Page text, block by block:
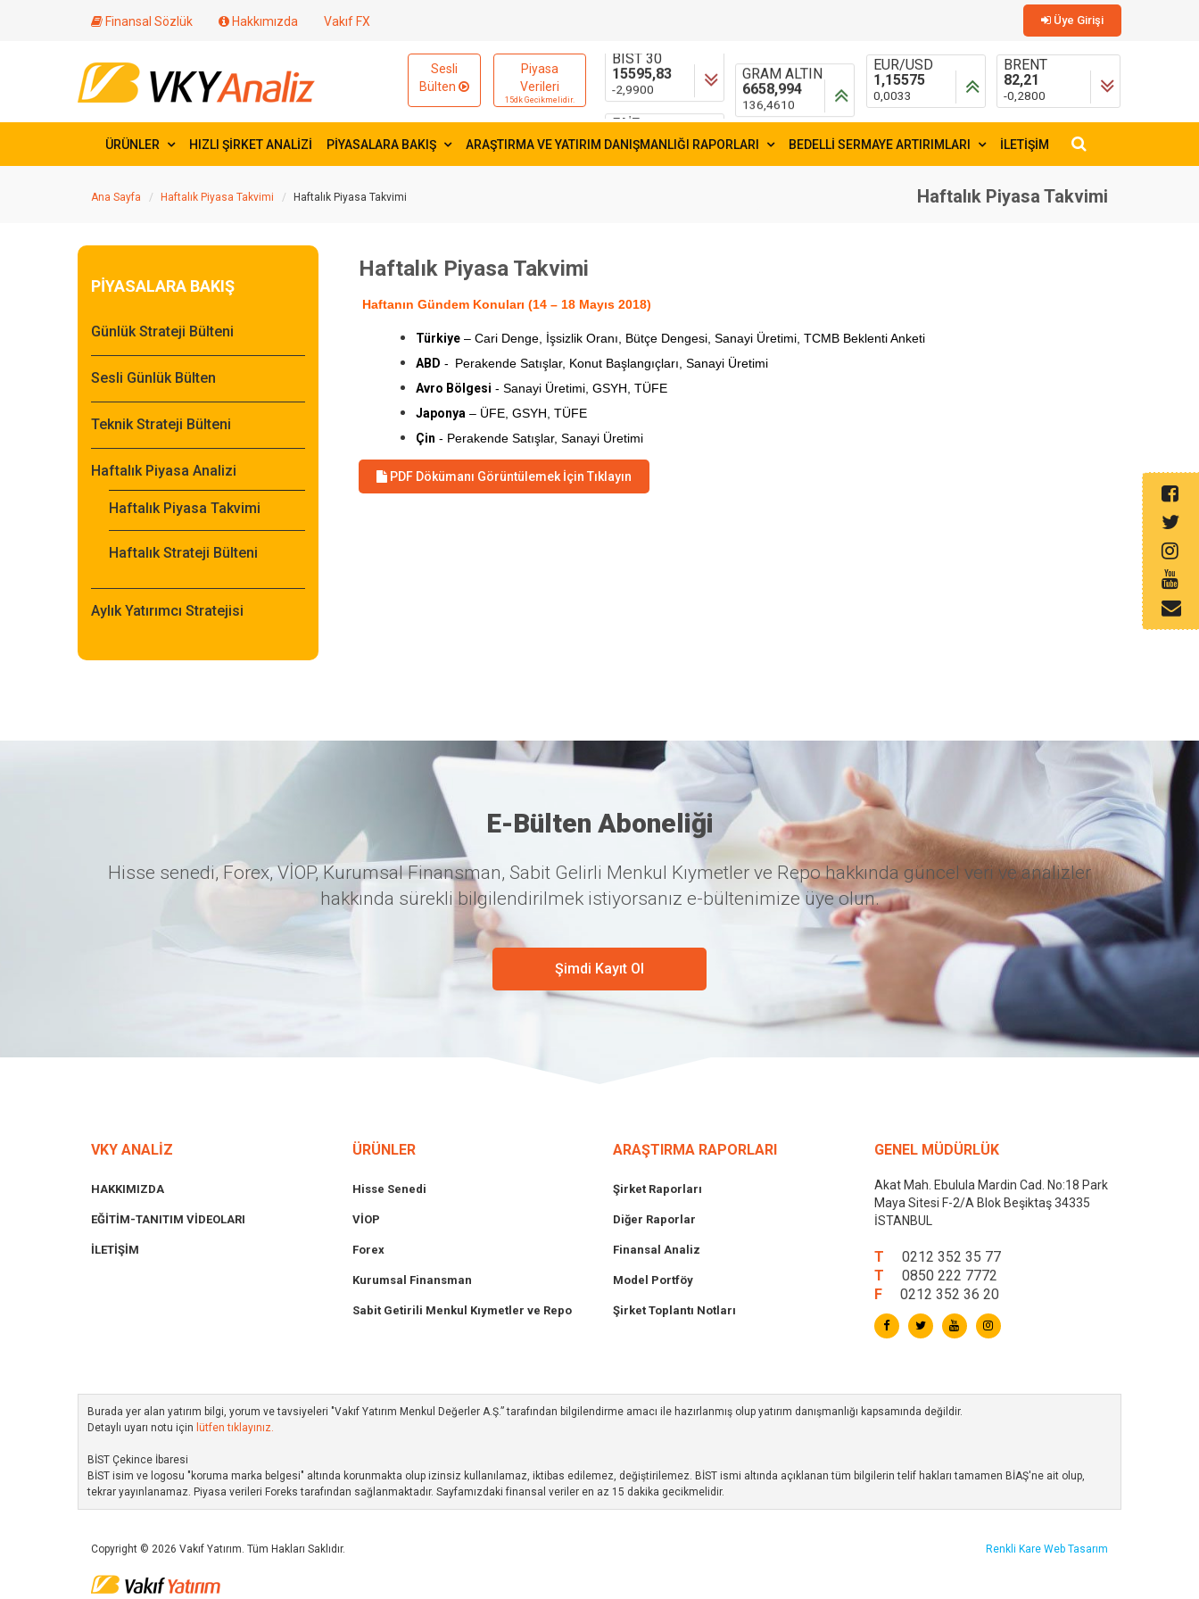
Finansal Sözlük Hakkımızda Vakıf FX Üye Girişi
Sesli
Bülten
Piyasa
Verileri
15dk Gecikmelidir.
FAİZ
41,3
-0,2300
GRAM ALTIN
6658,994
136,4610
EUR/USD
1,15575
0,0033
BRENT
82,21
-0,2800
ÜRÜNLER HIZLI ŞİRKET ANALİZİ PİYASALARA BAKIŞ ARAŞTIRMA VE YATIRIM DANIŞMANLIĞI RAPORLARI BEDELLİ SERMAYE ARTIRIMLARI İLETİŞİM
×
Ana Sayfa Haftalık Piyasa Takvimi Haftalık Piyasa Takvimi Haftalık Piyasa Takvimi
PİYASALARA BAKIŞ
Günlük Strateji Bülteni
Sesli Günlük Bülten
Teknik Strateji Bülteni
Haftalık Piyasa Analizi
Haftalık Piyasa Takvimi
Haftalık Strateji Bülteni
Aylık Yatırımcı Stratejisi
Haftalık Piyasa Takvimi
Haftanın Gündem Konuları (14 – 18 Mayıs 2018)
Türkiye – Cari Denge, İşsizlik Oranı, Bütçe Dengesi, Sanayi Üretimi, TCMB Beklenti Anketi
ABD - Perakende Satışlar, Konut Başlangıçları, Sanayi Üretimi
Avro Bölgesi - Sanayi Üretimi, GSYH, TÜFE
Japonya – ÜFE, GSYH, TÜFE
Çin - Perakende Satışlar, Sanayi Üretimi
PDF Dökümanı Görüntülemek İçin Tıklayın
E-Bülten Aboneliği
Hisse senedi, Forex, VİOP, Kurumsal Finansman, Sabit Gelirli Menkul Kıymetler ve Repo hakkında güncel veri ve analizler
hakkında sürekli bilgilendirilmek istiyorsanız e-bültenimize üye olun.
Şimdi Kayıt Ol
VKY ANALİZ
HAKKIMIZDA
EĞİTİM-TANITIM VİDEOLARI
İLETİŞİM
ÜRÜNLER
Hisse Senedi
VİOP
Forex
Kurumsal Finansman
Sabit Getirili Menkul Kıymetler ve Repo
ARAŞTIRMA RAPORLARI
Şirket Raporları
Diğer Raporlar
Finansal Analiz
Model Portföy
Şirket Toplantı Notları
GENEL MÜDÜRLÜK
Akat Mah. Ebulula Mardin Cad. No:18 Park
Maya Sitesi F-2/A Blok Beşiktaş 34335
İSTANBUL
T
0212 352 35 77
T
0850 222 7772
F
0212 352 36 20
Burada yer alan yatırım bilgi, yorum ve tavsiyeleri "Vakıf Yatırım Menkul Değerler A.Ş.” tarafından bilgilendirme amacı ile hazırlanmış olup yatırım danışmanlığı kapsamında değildir.
Detaylı uyarı notu için lütfen tıklayınız.
BİST Çekince İbaresi
BİST isim ve logosu "koruma marka belgesi" altında korunmakta olup izinsiz kullanılamaz, iktibas edilemez, değiştirilemez. BİST ismi altında açıklanan tüm bilgilerin telif hakları tamamen BİAŞ'ne ait olup,
tekrar yayınlanamaz. Piyasa verileri Foreks tarafından sağlanmaktadır. Sayfamızdaki finansal veriler en az 15 dakika gecikmelidir.
Copyright © 2026 Vakıf Yatırım. Tüm Hakları Saklıdır. Renkli Kare Web Tasarım